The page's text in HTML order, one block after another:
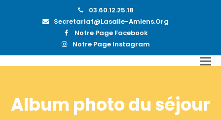
03.60.12.25.18
Secretariat@lasalle-Amiens.org
Notre Page Facebook
Notre Page Instagram
Album photo du séjour